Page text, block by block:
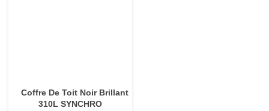
Coffre De Toit Noir Brillant
310L SYNCHRO